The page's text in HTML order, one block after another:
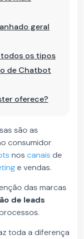
geral
os tipos
de Chatbot
oferece?
são as
consumidor
noscanais de
e vendas.
das marcas
de leads
toda a diferença